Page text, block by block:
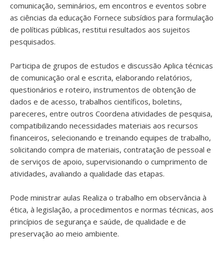
comunicação, seminários, em encontros e eventos sobre
as ciências da educação Fornece subsídios para formulação
de políticas públicas, restitui resultados aos sujeitos
pesquisados.
Participa de grupos de estudos e discussão Aplica técnicas
de comunicação oral e escrita, elaborando relatórios,
questionários e roteiro, instrumentos de obtenção de
dados e de acesso, trabalhos científicos, boletins,
pareceres, entre outros Coordena atividades de pesquisa,
compatibilizando necessidades materiais aos recursos
financeiros, selecionando e treinando equipes de trabalho,
solicitando compra de materiais, contratação de pessoal e
de serviços de apoio, supervisionando o cumprimento de
atividades, avaliando a qualidade das etapas.
Pode ministrar aulas Realiza o trabalho em observância à
ética, à legislação, a procedimentos e normas técnicas, aos
princípios de segurança e saúde, de qualidade e de
preservação ao meio ambiente.